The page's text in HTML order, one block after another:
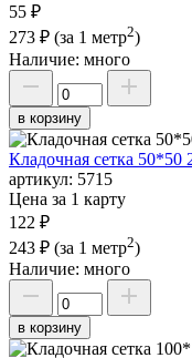
55 ₽
273 ₽ (за 1 метр2)
Наличие: много
в корзину
Кладочная сетка
артикул: 5715
Цена за 1 карту
122 ₽
243 ₽ (за 1 метр2)
Наличие: много
в корзину